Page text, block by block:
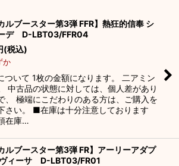
絞り込む
ルブースター第3弾 FFR】熱狂的信奉 シ
デ D-LBT03/FFR04
(税込)
か
ついて 1枚の金額になります。 二アミン
中古品の状態に対しては、個人差があり
、 極端にこだわりのある方は、ご購入を
さい。 ■在庫は十分注意しております
在庫…
ルブースター第3弾 FR】アーリーアダプ
ィーサ D-LBT03/FR01